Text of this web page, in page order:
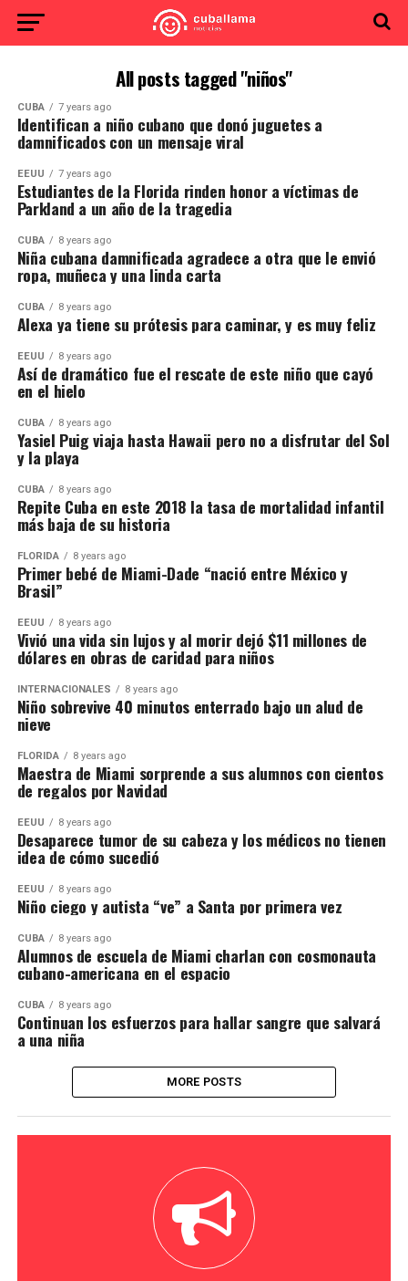
All posts tagged "niños"
CUBA 7 years ago
Identifican a niño cubano que donó juguetes a
damnificados con un mensaje viral
EEUU 7 years ago
Estudiantes de la Florida rinden honor a víctimas de
Parkland a un año de la tragedia
CUBA 8 years ago
Niña cubana damnificada agradece a otra que le envió
ropa, muñeca y una linda carta
CUBA 8 years ago
Alexa ya tiene su prótesis para caminar, y es muy feliz
EEUU 8 years ago
Así de dramático fue el rescate de este niño que cayó
en el hielo
CUBA 8 years ago
Yasiel Puig viaja hasta Hawaii pero no a disfrutar del Sol
y la playa
CUBA 8 years ago
Repite Cuba en este 2018 la tasa de mortalidad infantil
más baja de su historia
FLORIDA 8 years ago
Primer bebé de Miami-Dade “nació entre México y
Brasil”
EEUU 8 years ago
Vivió una vida sin lujos y al morir dejó $11 millones de
dólares en obras de caridad para niños
INTERNACIONALES 8 years ago
Niño sobrevive 40 minutos enterrado bajo un alud de
nieve
FLORIDA 8 years ago
Maestra de Miami sorprende a sus alumnos con cientos
de regalos por Navidad
EEUU 8 years ago
Desaparece tumor de su cabeza y los médicos no tienen
idea de cómo sucedió
EEUU 8 years ago
Niño ciego y autista “ve” a Santa por primera vez
CUBA 8 years ago
Alumnos de escuela de Miami charlan con cosmonauta
cubano-americana en el espacio
CUBA 8 years ago
Continuan los esfuerzos para hallar sangre que salvará
a una niña
MORE POSTS